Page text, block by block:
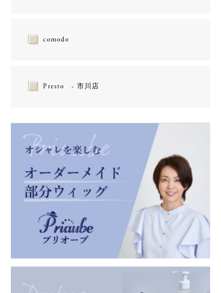
comodo
Presto - 市川店